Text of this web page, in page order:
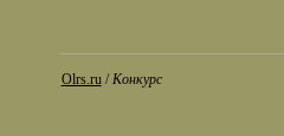
Olrs.ru/Конкурс